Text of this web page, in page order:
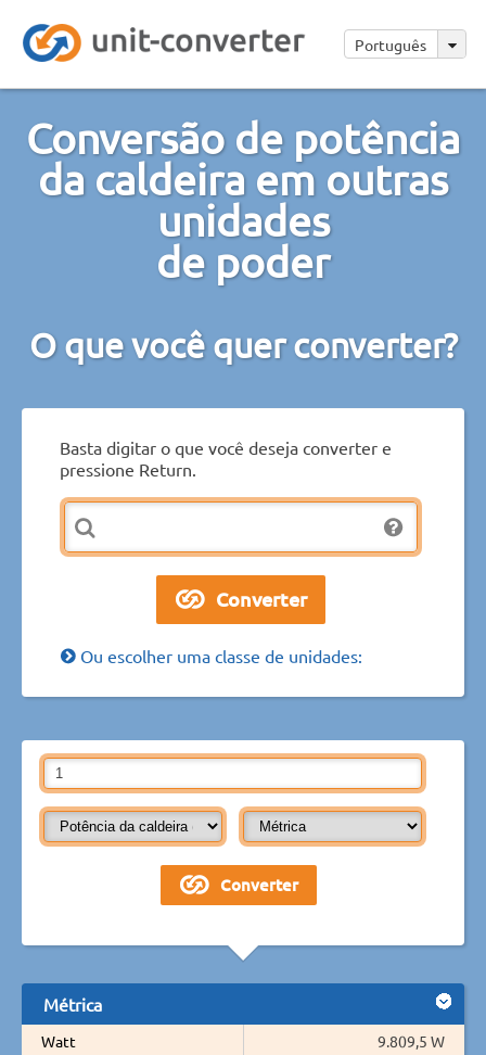
Português
Conversão de potência
da caldeira em outras
unidades
de poder
O que você quer converter?
Basta digitar o que você deseja converter e
pressione Return.
Ou escolher uma classe de unidades:
Métrica
Watt
9.809,5 W